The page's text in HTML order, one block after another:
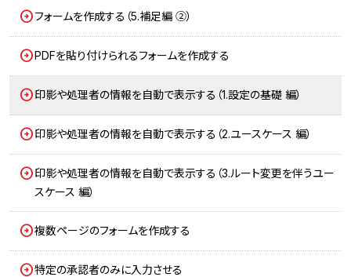
フォームを作成する（5.補足編 ②）
PDFを貼り付けられるフォームを作成する
印影や処理者の情報を自動で表示する（1.設定の基礎 編）
印影や処理者の情報を自動で表示する（2.ユースケース 編）
印影や処理者の情報を自動で表示する（3.ルート変更を伴うユー
スケース 編）
複数ページのフォームを作成する
特定の承認者のみに入力させる